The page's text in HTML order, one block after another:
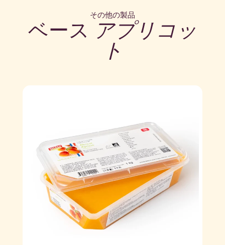
その他の製品
ベース アプリコッ
ト